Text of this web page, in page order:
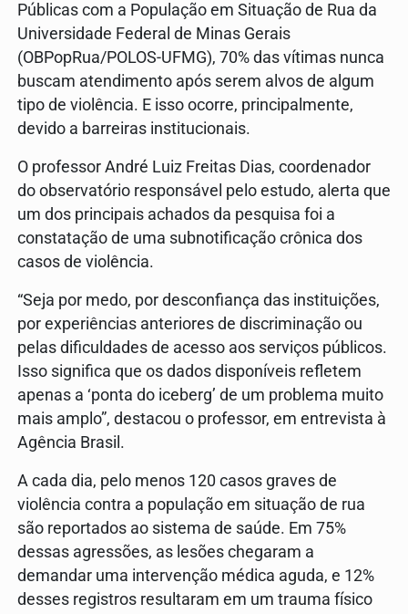
Públicas com a População em Situação de Rua da
Universidade Federal de Minas Gerais
(OBPopRua/POLOS-UFMG), 70% das vítimas nunca
buscam atendimento após serem alvos de algum
tipo de violência. E isso ocorre, principalmente,
devido a barreiras institucionais.
O professor André Luiz Freitas Dias, coordenador
do observatório responsável pelo estudo, alerta que
um dos principais achados da pesquisa foi a
constatação de uma subnotificação crônica dos
casos de violência.
“Seja por medo, por desconfiança das instituições,
por experiências anteriores de discriminação ou
pelas dificuldades de acesso aos serviços públicos.
Isso significa que os dados disponíveis refletem
apenas a ‘ponta do iceberg’ de um problema muito
mais amplo”, destacou o professor, em entrevista à
Agência Brasil.
A cada dia, pelo menos 120 casos graves de
violência contra a população em situação de rua
são reportados ao sistema de saúde. Em 75%
dessas agressões, as lesões chegaram a
demandar uma intervenção médica aguda, e 12%
desses registros resultaram em um trauma físico